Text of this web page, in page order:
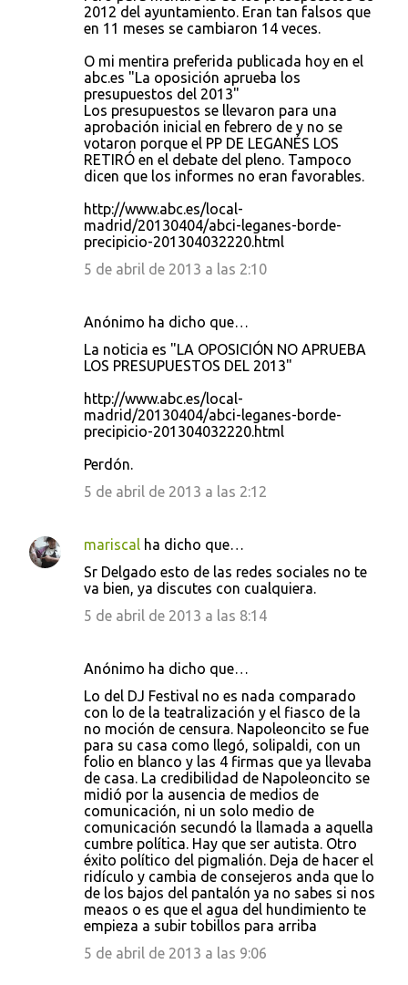
2012 del ayuntamiento. Eran tan falsos que
en 11 meses se cambiaron 14 veces.
O mi mentira preferida publicada hoy en el
abc.es "La oposición aprueba los
presupuestos del 2013"
Los presupuestos se llevaron para una
aprobación inicial en febrero de y no se
votaron porque el PP DE LEGANÉS LOS
RETIRÓ en el debate del pleno. Tampoco
dicen que los informes no eran favorables.
http://www.abc.es/local-
madrid/20130404/abci-leganes-borde-
precipicio-201304032220.html
5 de abril de 2013 a las 2:10
Anónimo ha dicho que…
La noticia es "LA OPOSICIÓN NO APRUEBA
LOS PRESUPUESTOS DEL 2013"
http://www.abc.es/local-
madrid/20130404/abci-leganes-borde-
precipicio-201304032220.html
Perdón.
5 de abril de 2013 a las 2:12
mariscal ha dicho que…
Sr Delgado esto de las redes sociales no te
va bien, ya discutes con cualquiera.
5 de abril de 2013 a las 8:14
Anónimo ha dicho que…
Lo del DJ Festival no es nada comparado
con lo de la teatralización y el fiasco de la
no moción de censura. Napoleoncito se fue
para su casa como llegó, solipaldi, con un
folio en blanco y las 4 firmas que ya llevaba
de casa. La credibilidad de Napoleoncito se
midió por la ausencia de medios de
comunicación, ni un solo medio de
comunicación secundó la llamada a aquella
cumbre política. Hay que ser autista. Otro
éxito político del pigmalión. Deja de hacer el
ridículo y cambia de consejeros anda que lo
de los bajos del pantalón ya no sabes si nos
meaos o es que el agua del hundimiento te
empieza a subir tobillos para arriba
5 de abril de 2013 a las 9:06